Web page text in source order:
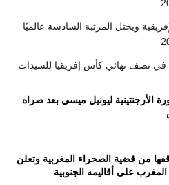
ويحتل المرتبة السادسة عالميًا
في نصف نهائي كأس إفريقيا للسيدات
الأرجنتينية ليونيل ميسي بعد صراه
من قضية الصحراء المغربية وتعلن
المغرب على أقاليمه الجنوبية